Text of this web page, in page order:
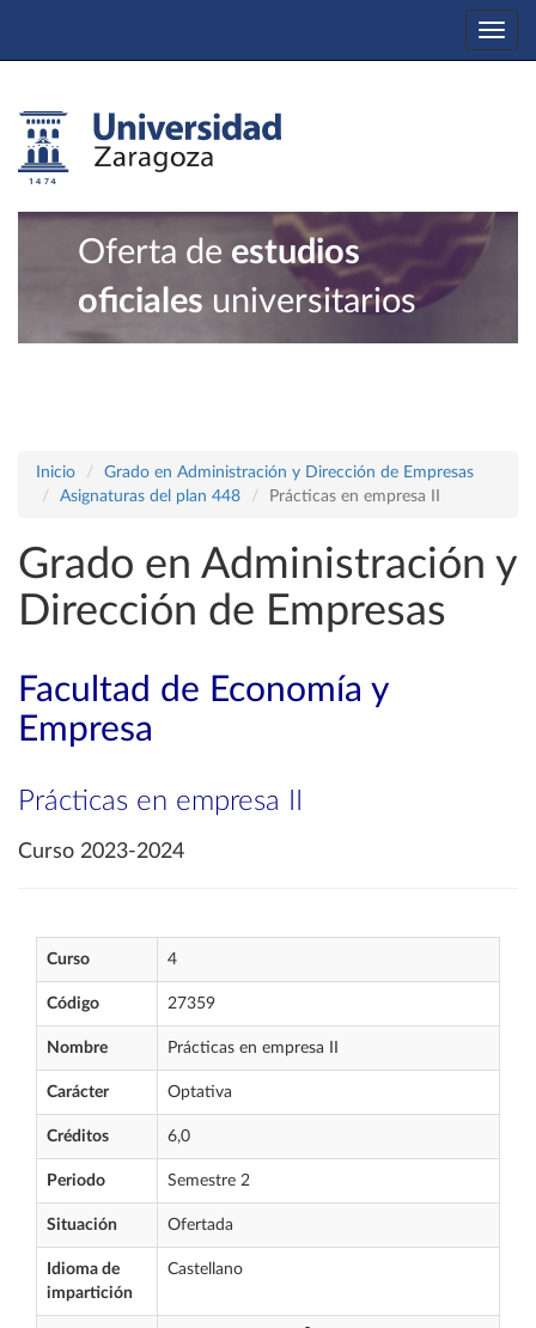
Oferta de estudios
oficiales universitarios
Inicio
Grado en Administración y Dirección de Empresas
Asignaturas del plan 448
Prácticas en empresa II
Grado en Administración y
Dirección de Empresas
Facultad de Economía y
Empresa
Prácticas en empresa II
Curso 2023-2024
Curso 4
Código 27359
Nombre Prácticas en empresa II
Carácter Optativa
Créditos 6,0
Periodo Semestre 2
Situación Ofertada
Idioma de
impartición
Castellano